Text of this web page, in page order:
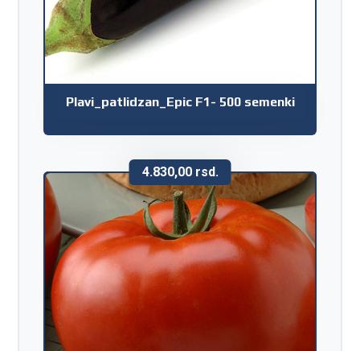
Plavi_patlidzan_Epic F1- 500 semenki
4.830,00 rsd.